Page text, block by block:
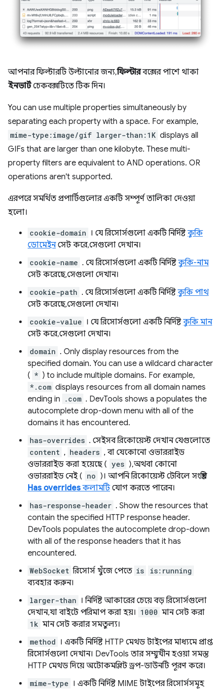
আপনার ফিল্টারটি উল্টানোর জন্য,ফিল্টারবক্সের পাশে থাকা
ইনভার্টচেকবক্সটিতে টিক দিন।
You can use multiple properties simultaneously by
separating each property with a space. For example,
mime-type:image/gif larger-than:1K displays all
GIFs that are larger than one kilobyte. These multi-
property filters are equivalent to AND operations. OR
operations aren't supported.
এরপরে সমর্থিত প্রপার্টিগুলোর একটি সম্পূর্ণ তালিকা দেওয়া
হলো।
cookie-domain । যে রিসোর্সগুলো একটি নির্দিষ্টকুকি
ডোমেইনসেট করে, সেগুলো দেখান।
cookie-name . যে রিসোর্সগুলো একটি নির্দিষ্টকুকি-নাম
সেট করেছে, সেগুলো দেখান।
cookie-path . যে রিসোর্সগুলো একটি নির্দিষ্টকুকি পাথ
সেট করেছে, সেগুলো দেখান।
cookie-value । যে রিসোর্সগুলো একটি নির্দিষ্টকুকি মান
সেট করে, সেগুলো দেখান।
domain . Only display resources from the
specified domain. You can use a wildcard character
( * ) to include multiple domains. For example,
*.com displays resources from all domain names
ending in
.com . DevTools shows a populates the
autocomplete drop-down menu with all of the
domains it has encountered.
has-overrides . সেইসব রিকোয়েস্ট দেখান যেগুলোতে
content , headers , বা যেকোনো ওভাররাইড
ওভাররাইড করা হয়েছে ( yes ), অথবা কোনো
ওভাররাইড নেই ( no )। আপনি রিকোয়েস্ট টেবিলে সংশ্লিষ্ট
Has overridesকলামটিযোগ করতে পারেন।
has-response-header . Show the resources that
contain the specified HTTP response header.
DevTools populates the autocomplete drop-down
with all of the response headers that it has
encountered.
WebSocket রিসোর্স খুঁজে পেতে is is:running
ব্যবহার করুন।
larger-than । নির্দিষ্ট আকারের চেয়ে বড় রিসোর্সগুলো
দেখান, যা বাইটে পরিমাপ করা হয়। 1000 মান সেট করা
1k মান সেট করার সমতুল্য।
method । একটি নির্দিষ্ট HTTP মেথড টাইপের মাধ্যমে প্রাপ্ত
রিসোর্সগুলো দেখান। DevTools তার সম্মুখীন হওয়া সমস্ত
HTTP মেথড দিয়ে অটোকমপ্লিট ড্রপ-ডাউনটি পূরণ করে।
mime-type । একটি নির্দিষ্ট MIME টাইপের রিসোর্সসমূহ